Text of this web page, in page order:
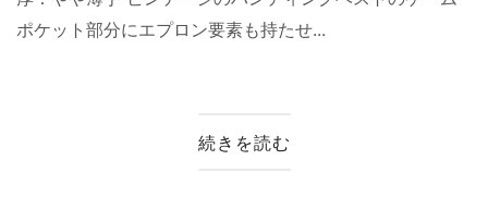
ポケット部分にエプロン要素も持たせ...
続きを読む